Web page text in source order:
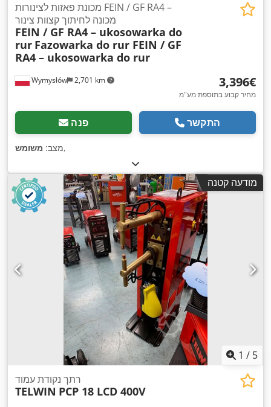
Wymysłów 2,701 km
מכונת פאזות לצינורות FEIN / GF RA4 –
מכונה לחיתוך קצוות צינור
FEIN / GF RA4 – ukosowarka do
rur Fazowarka do rur FEIN / GF
RA4 – ukosowarka do rur
‏3,396 ‏€
מחיר קבוע בתוספת מע"מ
פנה התקשר
מצב: משומש ,
מודעה קטנה
1 / 5
רתך נקודת עמוד
TELWIN PCP 18 LCD 400V